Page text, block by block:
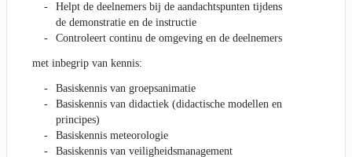
Helpt de deelnemers bij de aandachtspunten tijdens
de demonstratie en de instructie
Controleert continu de omgeving en de deelnemers
met inbegrip van kennis:
Basiskennis van groepsanimatie
Basiskennis van didactiek (didactische modellen en
principes)
Basiskennis meteorologie
Basiskennis van veiligheidsmanagement